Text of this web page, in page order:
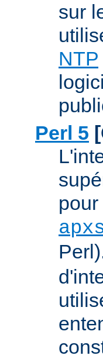
sur
NTP
Perl 5